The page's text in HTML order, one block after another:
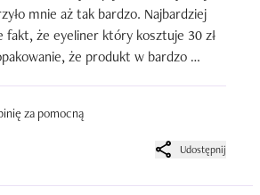
mnie aż tak bardzo. Najbardziej
fakt, że eyeliner który kosztuje 30 zł
że produkt w bardzo
Wiem, że to nie jest moja wina bo
wszystkiego. Wszystkie inne
i są świeże a tutaj nagle dwa z Soda
wysychają. No jest to podejrzana
za pomocną
Udostępnij